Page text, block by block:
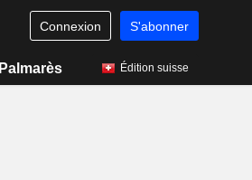
Connexion S'abonner
Palmarès Édition suisse